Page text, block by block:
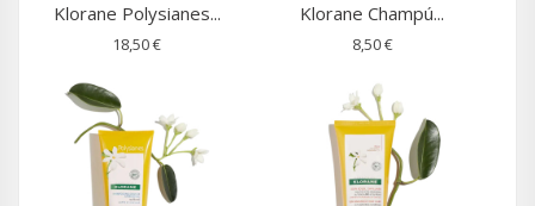
Klorane Polysianes...
18,50 €
Klorane Champú...
8,50 €